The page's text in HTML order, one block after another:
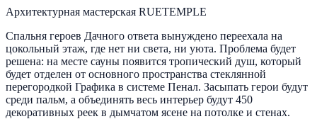
Архитектурная мастерская RUETEMPLE
Спальня героев Дачного ответа вынуждено переехала на
цокольный этаж, где нет ни света, ни уюта. Проблема будет
решена: на месте сауны появится тропический душ, который
будет отделен от основного пространства стеклянной
перегородкой Графика в системе Пенал. Засыпать герои будут
среди пальм, а объединять весь интерьер будут 450
декоративных реек в дымчатом ясене на потолке и стенах.